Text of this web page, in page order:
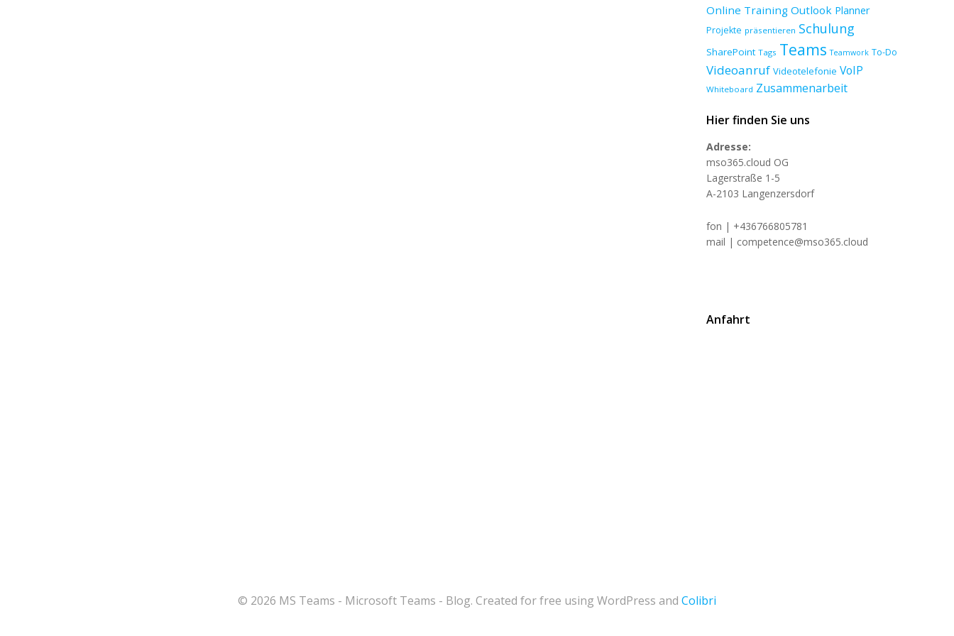
Online Training Outlook Planner
Projekte präsentieren Schulung
SharePoint Tags Teams Teamwork To-Do
Videoanruf Videotelefonie VoIP
Whiteboard Zusammenarbeit
Hier finden Sie uns
Adresse:
mso365.cloud OG
Lagerstraße 1-5
A-2103 Langenzersdorf
fon | +436766805781
mail | competence@mso365.cloud
Anfahrt
© 2026 MS Teams - Microsoft Teams - Blog. Created for free using WordPress and Colibri